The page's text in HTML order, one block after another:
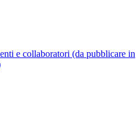
e collaboratori (da pubblicare in